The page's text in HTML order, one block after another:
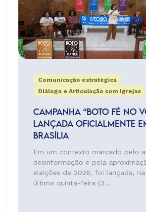
Comunicação estratégica
Diálogo e Articulação com Igrejas
CAMPANHA “BOTO FÉ NO
LANÇADA OFICIALMENTE
BRASÍLIA
Em um contexto marcado pelo
desinformação e pela
eleições de 2026, foi lançada,
última quinta-feira (3...